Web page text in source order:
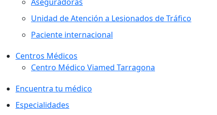
Unidad de Atención a Lesionados de Tráfico
Paciente internacional
Centros Médicos
Centro Médico Viamed Tarragona
Encuentra tu médico
Especialidades